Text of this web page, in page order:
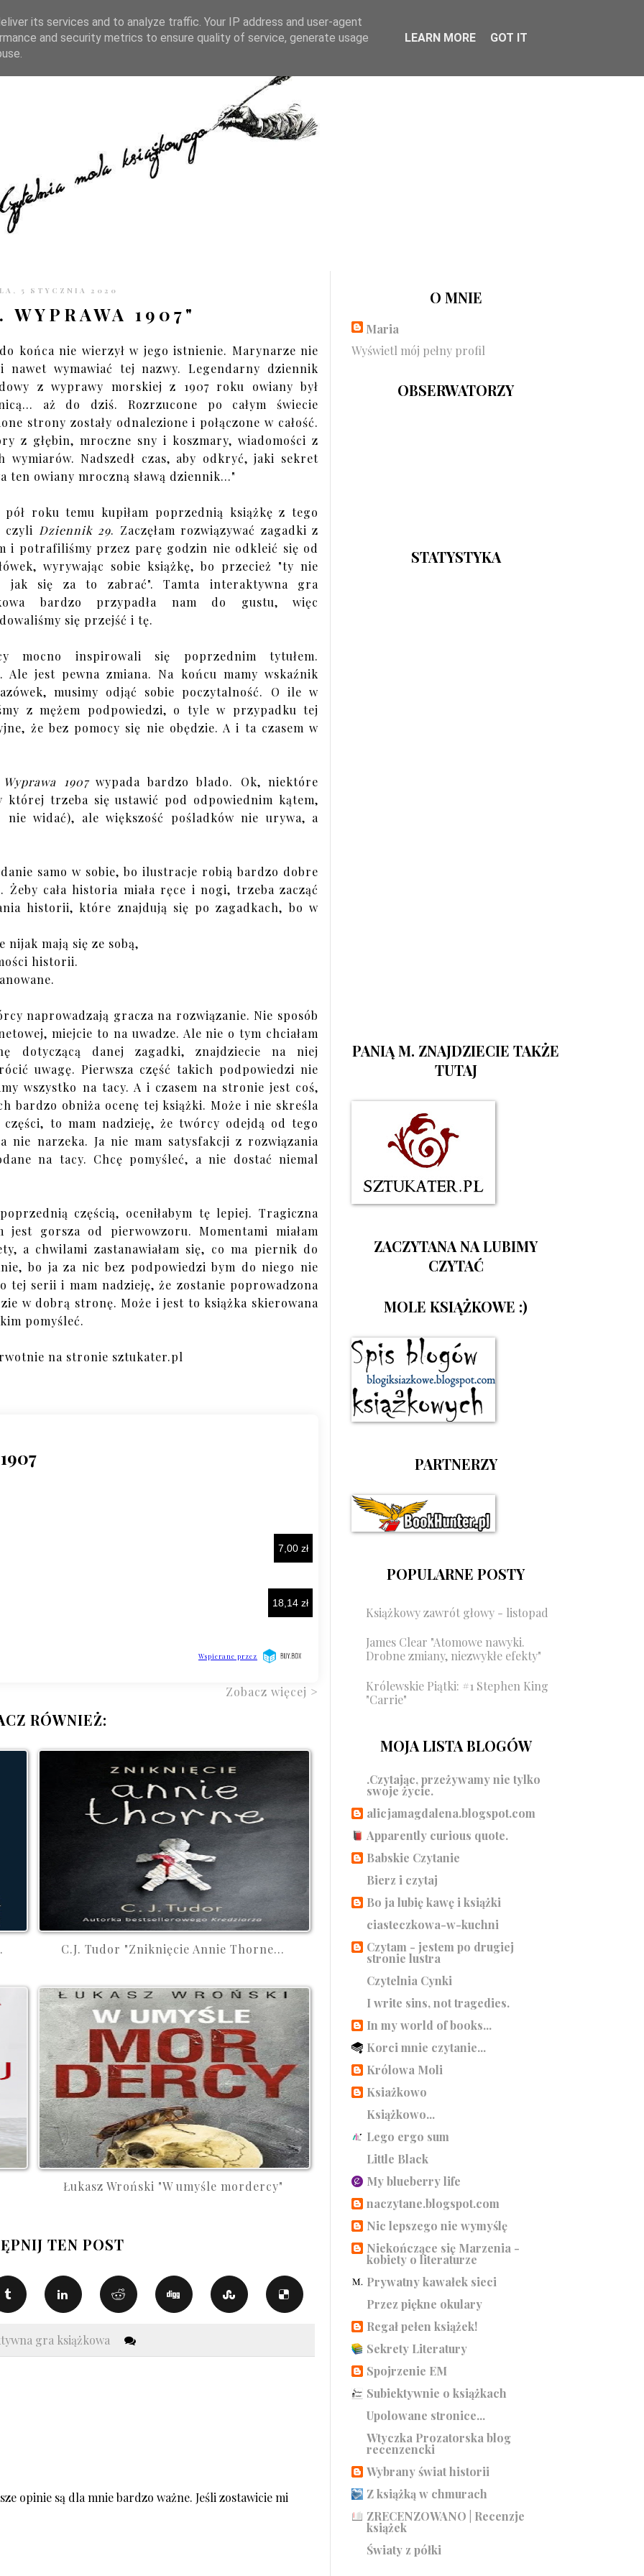
KONTAKT CZYTELNIA PO GODZINACH
5 STYCZNIA 2020
1907"
końca nie wierzył w jego istnienie. Marynarze nie
nawet wymawiać tej nazwy. Legendarny dziennik
z wyprawy morskiej z 1907 roku owiany był
aż do dziś. Rozrzucone po całym świecie
strony zostały odnalezione i połączone w całość.
z głębin, mroczne sny i koszmary, wiadomości z
wymiarów. Nadszedł czas, aby odkryć, jaki sekret
ten owiany mroczną sławą dziennik…"
pół roku temu kupiłam poprzednią książkę z tego
czyli Dziennik 29. Zaczęłam rozwiązywać zagadki z
i potrafiliśmy przez parę godzin nie odkleić się od
wyrywając sobie książkę, bo przecież "ty nie
jak się za to zabrać". Tamta interaktywna gra
bardzo przypadła nam do gustu, więc
się przejść i tę.
mocno inspirowali się poprzednim tytułem.
jest pewna zmiana. Na końcu mamy wskaźnik
musimy odjąć sobie poczytalność. O ile w
z mężem podpowiedzi, o tyle w przypadku tej
że bez pomocy się nie obędzie. A i ta czasem w
Wyprawa 1907 wypada bardzo blado. Ok, niektóre
której trzeba się ustawić pod odpowiednim kątem,
widać), ale większość pośladków nie urywa, a
samo w sobie, bo ilustracje robią bardzo dobre
cała historia miała ręce i nogi, trzeba zacząć
historii, które znajdują się po zagadkach, bo w
nijak mają się ze sobą,
historii.
naprowadzają gracza na rozwiązanie. Nie sposób
miejcie to na uwadze. Ale nie o tym chciałam
dotyczącą danej zagadki, znajdziecie na niej
uwagę. Pierwsza część takich podpowiedzi nie
wszystko na tacy. A i czasem na stronie jest coś,
bardzo obniża ocenę tej książki. Może i nie skreśla
to mam nadzieję, że twórcy odejdą od tego
nie narzeka. Ja nie mam satysfakcji z rozwiązania
na tacy. Chcę pomyśleć, a nie dostać niemal
częścią, oceniłabym tę lepiej. Tragiczna
gorsza od pierwowzoru. Momentami miałam
a chwilami zastanawiałam się, co ma piernik do
bo ja za nic bez podpowiedzi bym do niego nie
tej serii i mam nadzieję, że zostanie poprowadzona
w dobrą stronę. Może i jest to książka skierowana
pomyśleć.
na stronie sztukater.pl
Zobacz więcej >
RÓWNIEŻ:
C.J. Tudor "Zniknięcie Annie Thorne...
Łukasz Wroński "W umyśle mordercy"
TEN POST
gra książkowa
opinie są dla mnie bardzo ważne. Jeśli zostawicie mi
O MNIE
Maria
Wyświetl mój pełny profil
OBSERWATORZY
STATYSTYKA
PANIĄ M. ZNAJDZIECIE TAKŻE
TUTAJ
ZACZYTANA NA LUBIMY
CZYTAĆ
MOLE KSIĄŻKOWE :)
PARTNERZY
POPULARNE POSTY
Książkowy zawrót głowy - listopad
James Clear "Atomowe nawyki.
Drobne zmiany, niezwykłe efekty"
Królewskie Piątki: #1 Stephen King
"Carrie"
MOJA LISTA BLOGÓW
.Czytając, przeżywamy nie tylko
swoje życie.
alicjamagdalena.blogspot.com
Apparently curious quote.
Babskie Czytanie
Bierz i czytaj
Bo ja lubię kawę i książki
ciasteczkowa-w-kuchni
Czytam - jestem po drugiej
stronie lustra
Czytelnia Cynki
I write sins, not tragedies.
In my world of books...
Korci mnie czytanie...
Królowa Moli
Ksiażkowo
Książkowo...
Lego ergo sum
Little Black
My blueberry life
naczytane.blogspot.com
Nic lepszego nie wymyślę
Niekończące się Marzenia -
kobiety o literaturze
Prywatny kawałek sieci
Przez piękne okulary
Regał pełen książek!
Sekrety Literatury
Spojrzenie EM
Subiektywnie o książkach
Upolowane stronice...
Wtyczka Prozatorska blog
recenzencki
Wybrany świat historii
Z książką w chmurach
ZRECENZOWANO | Recenzje
książek
Światy z półki
its services and to analyze traffic. Your IP address and user-agent
and security metrics to ensure quality of service, generate usage
LEARN MORE GOT IT